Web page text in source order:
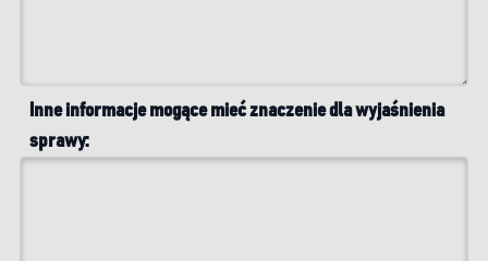
Inne informacje mogące mieć znaczenie dla wyjaśnienia
sprawy: